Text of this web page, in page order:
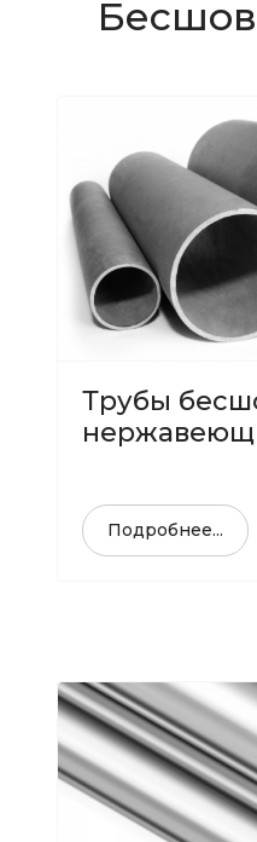
Трубы
Подробнее...